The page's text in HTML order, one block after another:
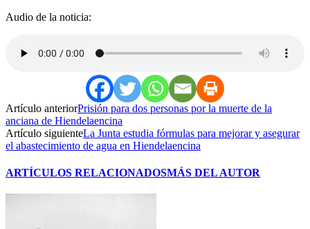
Audio de la noticia:
Artículo anteriorPrisión para dos personas por la muerte de la
anciana de Hiendelaencina
Artículo siguienteLa Junta estudia fórmulas para mejorar y asegurar
el abastecimiento de agua en Hiendelaencina
ARTÍCULOS RELACIONADOSMÁS DEL AUTOR